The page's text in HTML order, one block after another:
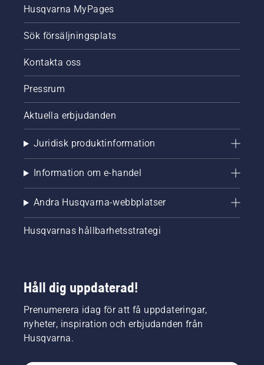
Husqvarna MyPages
Sök försäljningsplats
Kontakta oss
Pressrum
Aktuella erbjudanden
Juridisk produktinformation
Information om e-handel
Andra Husqvarna-webbplatser
Husqvarnas hållbarhetsstrategi
Håll dig uppdaterad!
Prenumerera idag för att få uppdateringar,
nyheter, inspiration och erbjudanden från
Husqvarna.